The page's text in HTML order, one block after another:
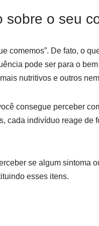
sobre o seu
comemos”. De fato, o
pode ser para o
nutritivos e outros
consegue perceber
cada indivíduo reage de
se algum sintoma
esses itens.